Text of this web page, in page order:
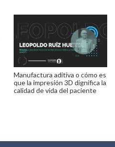
Manufactura aditiva o cómo es
que la impresión 3D dignifica la
calidad de vida del paciente